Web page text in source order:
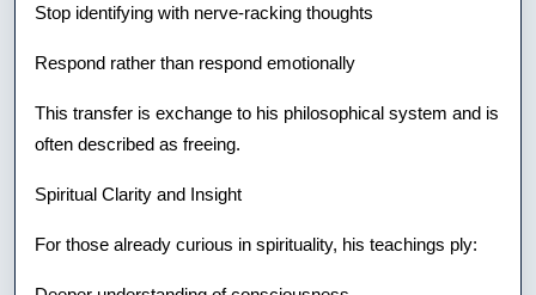
Stop identifying with nerve-racking thoughts
Respond rather than respond emotionally
This transfer is exchange to his philosophical system and is
often described as freeing.
Spiritual Clarity and Insight
For those already curious in spirituality, his teachings ply: